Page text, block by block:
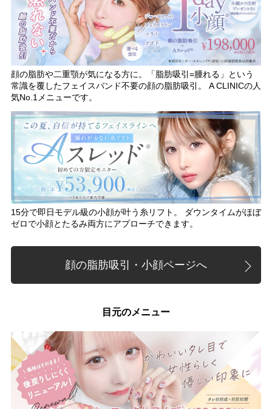
顔の脂肪や二重顎が気になる方に。「脂肪吸引=腫れる」という
常識を覆したフェイスバンド不要の顔の脂肪吸引。 A CLINICの人
気No.1メニューです。
15分で即日モデル級の小顔が叶う糸リフト。 ダウンタイムがほぼ
ゼロで小顔とたるみ両方にアプローチできます。
顔の脂肪吸引・小顔ページへ
目元のメニュー